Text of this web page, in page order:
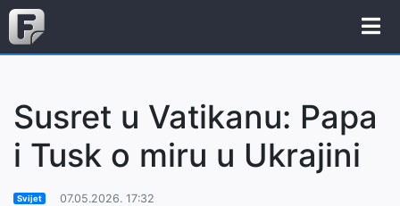
Susret u Vatikanu: Papa
i Tusk o miru u Ukrajini
Svijet 07.05.2026. 17:32